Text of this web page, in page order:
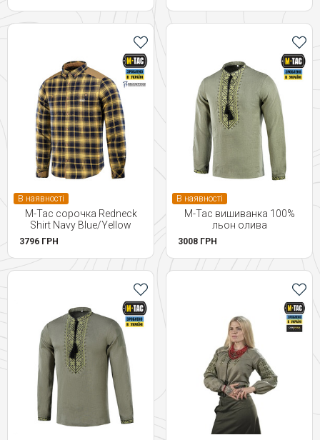
В наявності
M-Tac сорочка Redneck
Shirt Navy Blue/Yellow
3796 ГРН
В наявності
M-Tac вишиванка 100%
льон олива
3008 ГРН